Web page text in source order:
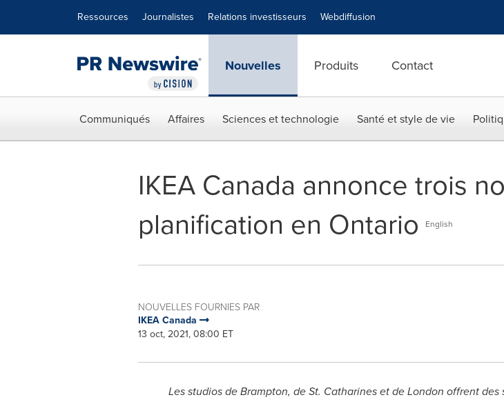
Ressources Journalistes Relations investisseurs Webdiffusion
Nouvelles Produits Contact
Communiqués Affaires Sciences et technologie Santé et style de vie
IKEA Canada annonce trois
planification en Ontario
English
NOUVELLES FOURNIES PAR
IKEA Canada
13 oct, 2021, 08:00 ET
Les studios deBrampton, de St. Catharines et deLondon offrent des